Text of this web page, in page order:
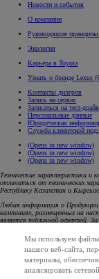
Новости и события
О компании
Руководящие принципы
Экология
Карьера в Toyota
Узнать о бренде Lexus
Контакты дилеров
Запись на сервис
Записаться на тест-драйв
Персональные данные
Юридическая
Служба клиентской
(Opens in new window)
(Opens in new window)
(Opens in new window)
Технические характеристики и
отличаться от технических
Республику Казахстан и
Любая информация о Продукции
кампаниях, размещенных на
является публичной офертой.
уполномоченным дилерам
Сведения о ценах на
информационный характер.
отличаться от
Toyota осуществляется в
Мы используем
нашего веб-сайта,
материалы,
анализировать